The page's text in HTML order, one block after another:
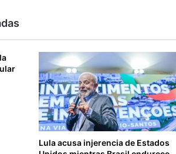
Lula acusa injerencia de Estados